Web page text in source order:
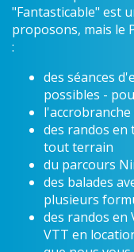
"Fantasticable" est
proposons, mais le
:
des séances
possibles -
des randos
tout terrain
du parcours
des balades
plusieurs
des randos en
VTT en